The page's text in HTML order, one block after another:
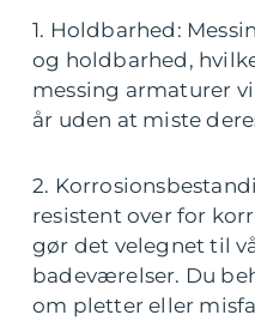
1. Holdbarhed:
og holdbarhed,
messing armaturer
år uden at miste
2.
resistent over for
gør det velegnet til
badeværelser. Du
om pletter eller